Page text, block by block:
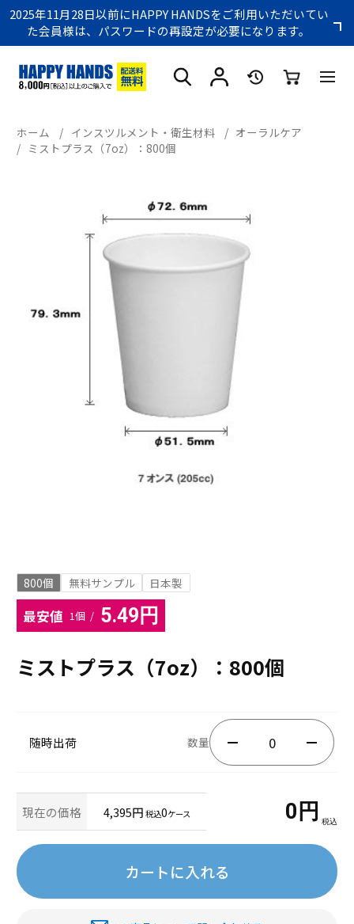
2025年11月28日以前にHAPPY HANDSをご利用いただいてい
た会員様は、パスワードの再設定が必要になります。
ホーム / インスツルメント・衛生材料 / オーラルケア
/ ミストプラス（7oz）：800個
800個 無料サンプル 日本製
最安値 1個 / 5.49円
ミストプラス（7oz）：800個
随時出荷 数量
現在の価格 4,395円 税込0ケース 0 円 税込
カートに入れる